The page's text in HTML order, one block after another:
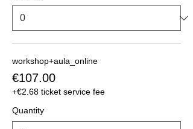
workshop+aula_online
€107.00
+€2.68 ticket service fee
Quantity